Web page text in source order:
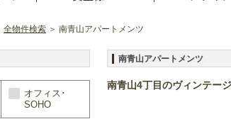
全物件検索 ＞ 南青山アパートメンツ
南青山アパートメンツ
南青山4丁目のヴィンテージ
オフィス･
SOHO